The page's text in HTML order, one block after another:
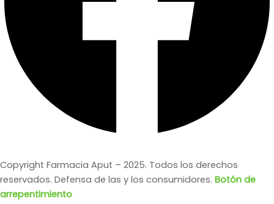
Copyright Farmacia Aput – 2025. Todos los derechos
reservados. Defensa de las y los consumidores. Botón de
arrepentimiento